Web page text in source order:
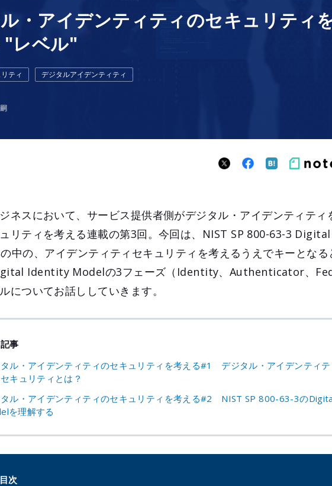
・アイデンティティのセキュリテ
"レベル"
ティ デジタルアイデンティティ
ネスにおいて、サービス提供者側がデジタル・アイデンティティ
リティを考える連載の第3回。今回は、NIST SP 800-63-3
中の、アイデンティティセキュリティを考えるうえでキーとな
Identity Modelの3フェーズ（Identity、Authenticator、
についてお話ししていきます。
事
ル・アイデンティティのセキュリティを考える#1 デジタル・アイデンティ
キュリティとは？
ル・アイデンティティのセキュリティを考える#2 NIST SP 800-63-3の
を理解する
目次